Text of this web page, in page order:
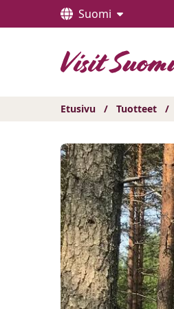
sisältöön
Suomi
Etusivu / Tuotteet /